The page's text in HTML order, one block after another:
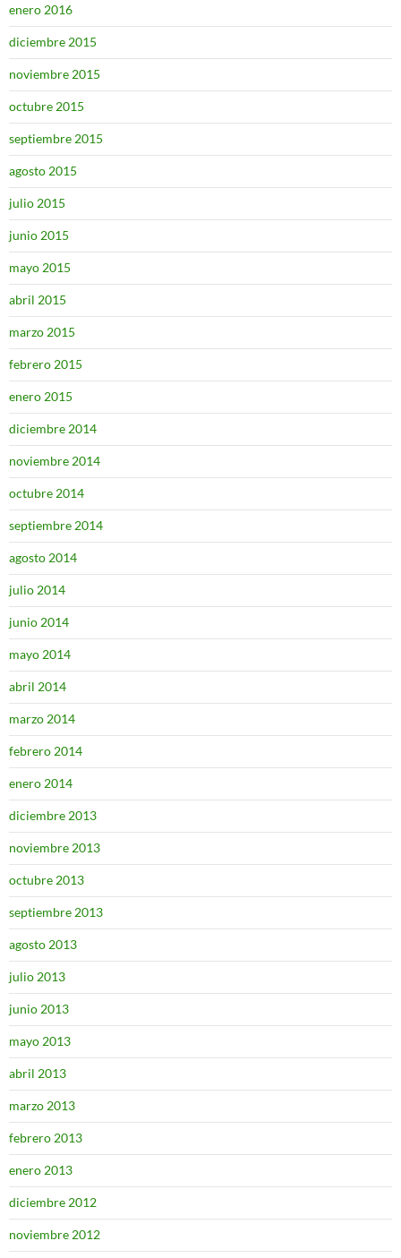
enero 2016
diciembre 2015
noviembre 2015
octubre 2015
septiembre 2015
agosto 2015
julio 2015
junio 2015
mayo 2015
abril 2015
marzo 2015
febrero 2015
enero 2015
diciembre 2014
noviembre 2014
octubre 2014
septiembre 2014
agosto 2014
julio 2014
junio 2014
mayo 2014
abril 2014
marzo 2014
febrero 2014
enero 2014
diciembre 2013
noviembre 2013
octubre 2013
septiembre 2013
agosto 2013
julio 2013
junio 2013
mayo 2013
abril 2013
marzo 2013
febrero 2013
enero 2013
diciembre 2012
noviembre 2012